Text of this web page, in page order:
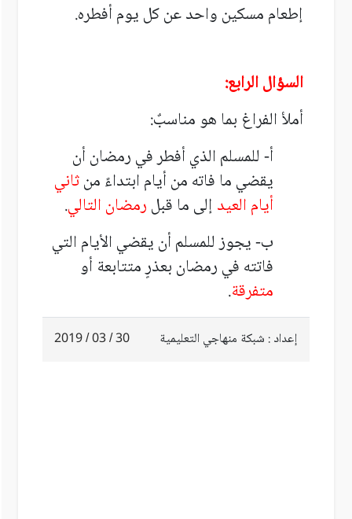
إطعام مسكين واحد عن كل يوم أفطره.
السؤال الرابع:
أملأ الفراغ بما هو مناسبٌ:
أ- للمسلم الذي أفطر في رمضان أن
يقضي ما فاته من أيام ابتداءً منثاني
أيام العيدإلى ما قبلرمضان التالي.
ب- يجوز للمسلم أن يقضي الأيام التي
فاتته في رمضان بعذرٍ متتابعة أو
متفرقة.
إعداد : شبكة منهاجي التعليمية 30 / 03 / 2019